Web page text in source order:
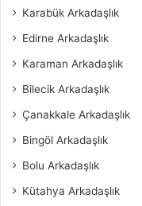
Karabük Arkadaşlık
Edirne Arkadaşlık
Karaman Arkadaşlık
Bilecik Arkadaşlık
Çanakkale Arkadaşlık
Bingöl Arkadaşlık
Bolu Arkadaşlık
Kütahya Arkadaşlık